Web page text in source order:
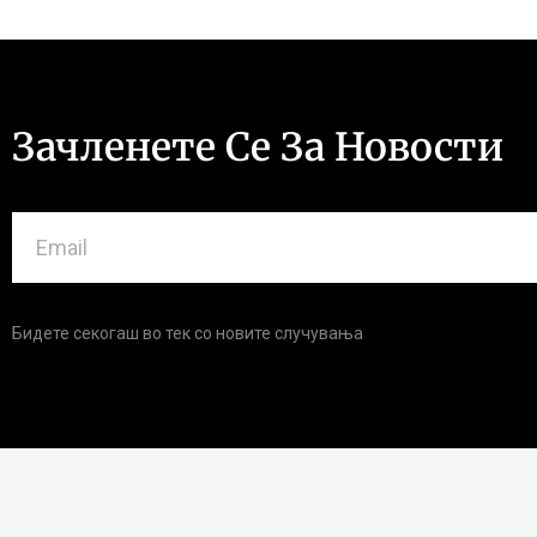
Зачленете Се За Новости
Бидете секогаш во тек со новите случувања